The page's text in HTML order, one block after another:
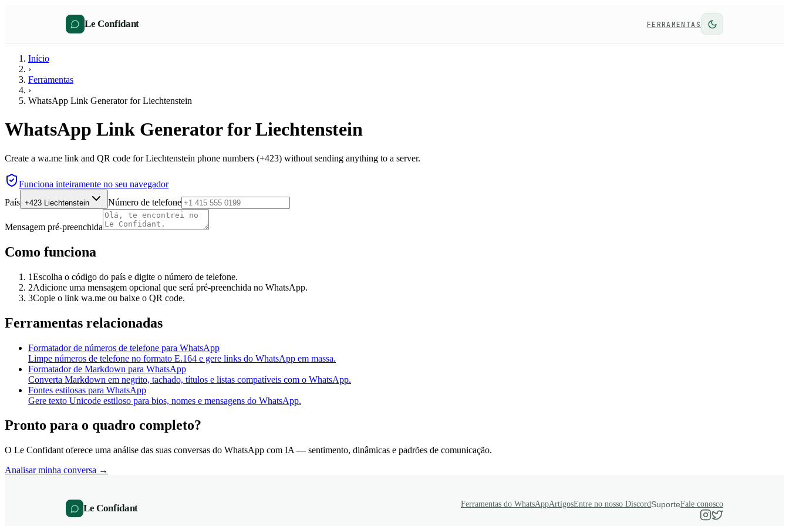
Le Confidant FERRAMENTAS
Início
›
Ferramentas
›
WhatsApp Link Generator for Liechtenstein
WhatsApp Link Generator for Liechtenstein
Create a wa.me link and QR code for Liechtenstein phone numbers (+423) without sending anything to a server.
Funciona inteiramente no seu navegador
País +423 Liechtenstein Número de telefone
Mensagem pré-preenchida
Como funciona
1Escolha o código do país e digite o número de telefone.
2Adicione uma mensagem opcional que será pré-preenchida no WhatsApp.
3Copie o link wa.me ou baixe o QR code.
Ferramentas relacionadas
Formatador de números de telefone para WhatsApp
Limpe números de telefone no formato E.164 e gere links do WhatsApp em massa.
Formatador de Markdown para WhatsApp
Converta Markdown em negrito, tachado, títulos e listas compatíveis com o WhatsApp.
Fontes estilosas para WhatsApp
Gere texto Unicode estiloso para bios, nomes e mensagens do WhatsApp.
Pronto para o quadro completo?
O Le Confidant oferece uma análise das suas conversas do WhatsApp com IA — sentimento, dinâmicas e padrões de comunicação.
Analisar minha conversa →
Le Confidant Ferramentas do WhatsAppArtigosEntre no nosso DiscordSuporteFale conosco